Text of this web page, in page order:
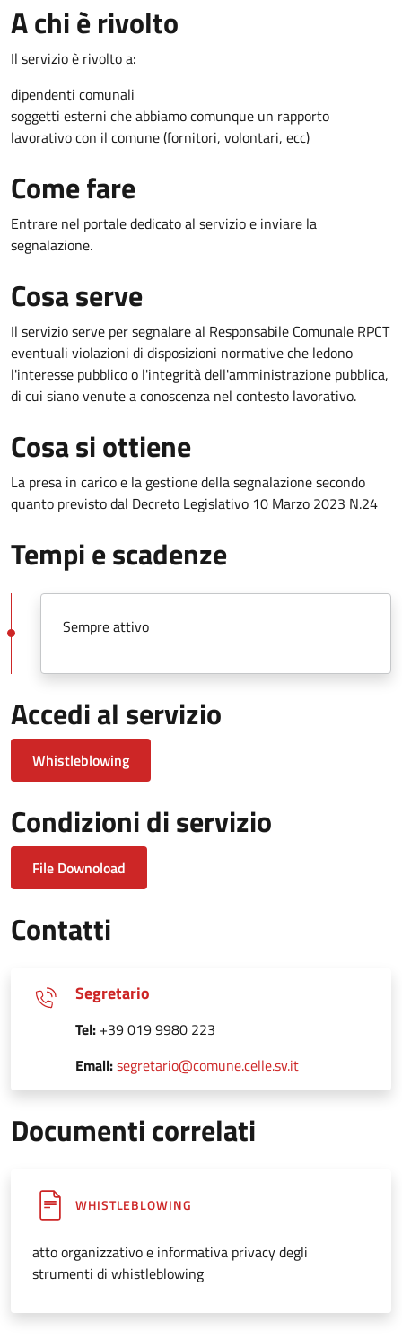
A chi è rivolto
Il servizio è rivolto a:
dipendenti comunali
soggetti esterni che abbiamo comunque un rapporto
lavorativo con il comune (fornitori, volontari, ecc)
Come fare
Entrare nel portale dedicato al servizio e inviare la
segnalazione.
Cosa serve
Il servizio serve per segnalare al Responsabile Comunale RPCT
eventuali violazioni di disposizioni normative che ledono
l'interesse pubblico o l'integrità dell'amministrazione pubblica,
di cui siano venute a conoscenza nel contesto lavorativo.
Cosa si ottiene
La presa in carico e la gestione della segnalazione secondo
quanto previsto dal Decreto Legislativo 10 Marzo 2023 N.24
Tempi e scadenze
Sempre attivo
Accedi al servizio
Whistleblowing
Condizioni di servizio
File Downoload
Contatti
Segretario
Tel: +39 019 9980 223
Email:segretario@comune.celle.sv.it
Documenti correlati
WHISTLEBLOWING
atto organizzativo e informativa privacy degli
strumenti di whistleblowing